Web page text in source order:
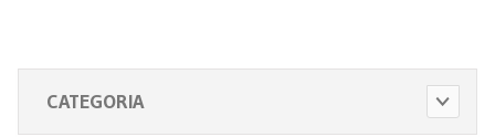
CATEGORIA